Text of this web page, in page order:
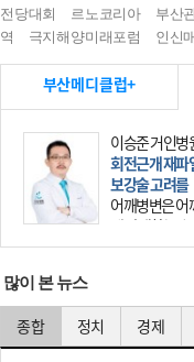
전당대회
르노코리아 부산
역
극지해양미래포럼 인신
부산메디클럽+
이승준 거인병
회전근개 재
보강술 고려를
어깨병변은 어
에 발생하는
는 오십견과
많이 본 뉴스
종합 정치 경제